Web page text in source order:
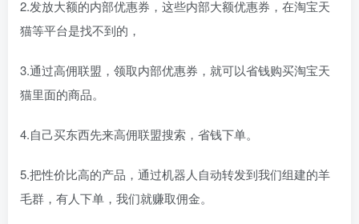
2.发放大额的内部优惠券，这些内部大额优惠券，在淘宝天
猫等平台是找不到的，
3.通过高佣联盟，领取内部优惠券，就可以省钱购买淘宝天
猫里面的商品。
4.自己买东西先来高佣联盟搜索，省钱下单。
5.把性价比高的产品，通过机器人自动转发到我们组建的羊
毛群，有人下单，我们就赚取佣金。